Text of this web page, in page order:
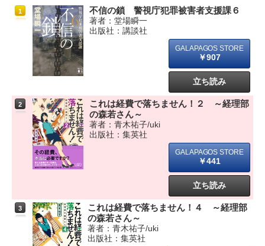
1 不信の鎖 警視庁犯罪被害者支援課６
著者：堂場瞬一
出版社：講談社
￥907
立ち読み
2
これは経費で落ちません！２ ～経理部
の森若さん～
著者：青木祐子/uki
出版社：集英社
￥441
立ち読み
3
これは経費で落ちません！４ ～経理部
の森若さん～
著者：青木祐子/uki
出版社：集英社